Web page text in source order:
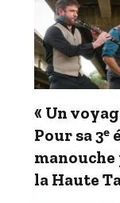
« Un
Pour sa
la Haute